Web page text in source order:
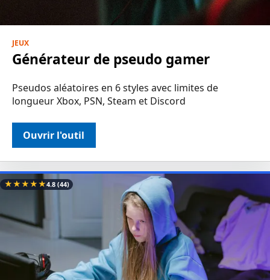
JEUX
Générateur de pseudo gamer
Pseudos aléatoires en 6 styles avec limites de
longueur Xbox, PSN, Steam et Discord
Ouvrir l'outil
★★★★★4.8(44)